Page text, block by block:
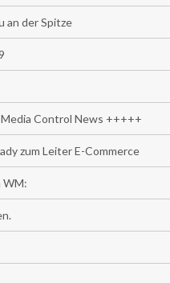
an der Spitze
Control News +++++
zum Leiter E-Commerce
WM: